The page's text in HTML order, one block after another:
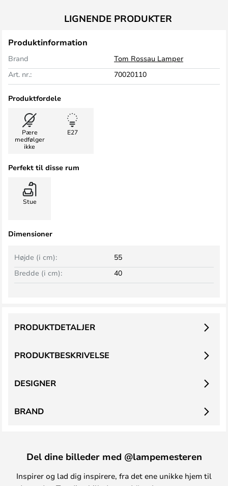
LIGNENDE PRODUKTER
Produktinformation
Brand
Tom Rossau Lamper
Art. nr.:
70020110
Produktfordele
Pære
medfølger
ikke
E27
Perfekt til disse rum
Stue
Dimensioner
Bredde (i cm): 40
Højde (i cm): 55
PRODUKTBESKRIVELSE
PRODUKTDETALJER
DESIGNER
BRAND
Del dine billeder med @lampemesteren
Inspirer og lad dig inspirere, fra det ene unikke hjem til